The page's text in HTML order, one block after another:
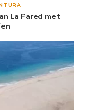
La Pared met